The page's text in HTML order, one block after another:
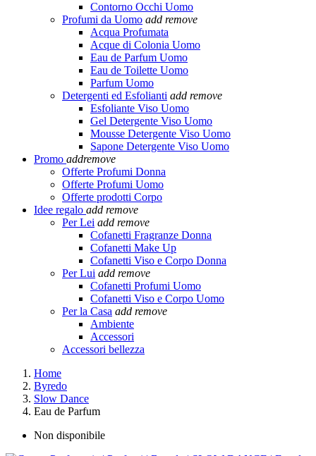
Contorno Occhi Uomo
Profumi da Uomo add remove
Acqua Profumata
Acque di Colonia Uomo
Eau de Parfum Uomo
Eau de Toilette Uomo
Parfum Uomo
Detergenti ed Esfolianti add remove
Esfoliante Viso Uomo
Gel Detergente Viso Uomo
Mousse Detergente Viso Uomo
Sapone Detergente Viso Uomo
Promo addremove
Offerte Profumi Donna
Offerte Profumi Uomo
Offerte prodotti Corpo
Idee regalo add remove
Per Lei add remove
Cofanetti Fragranze Donna
Cofanetti Make Up
Cofanetti Viso e Corpo Donna
Per Lui add remove
Cofanetti Profumi Uomo
Cofanetti Viso e Corpo Uomo
Per la Casa add remove
Ambiente
Accessori
Accessori bellezza
Home
Byredo
Slow Dance
Eau de Parfum
Non disponibile